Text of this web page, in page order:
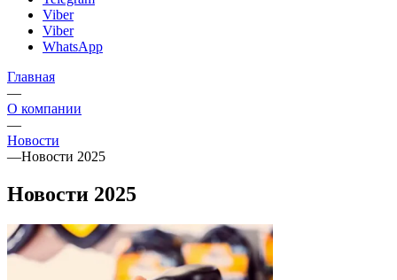
Viber
Viber
WhatsApp
Главная
—
О компании
—
Новости
—Новости 2025
Новости 2025